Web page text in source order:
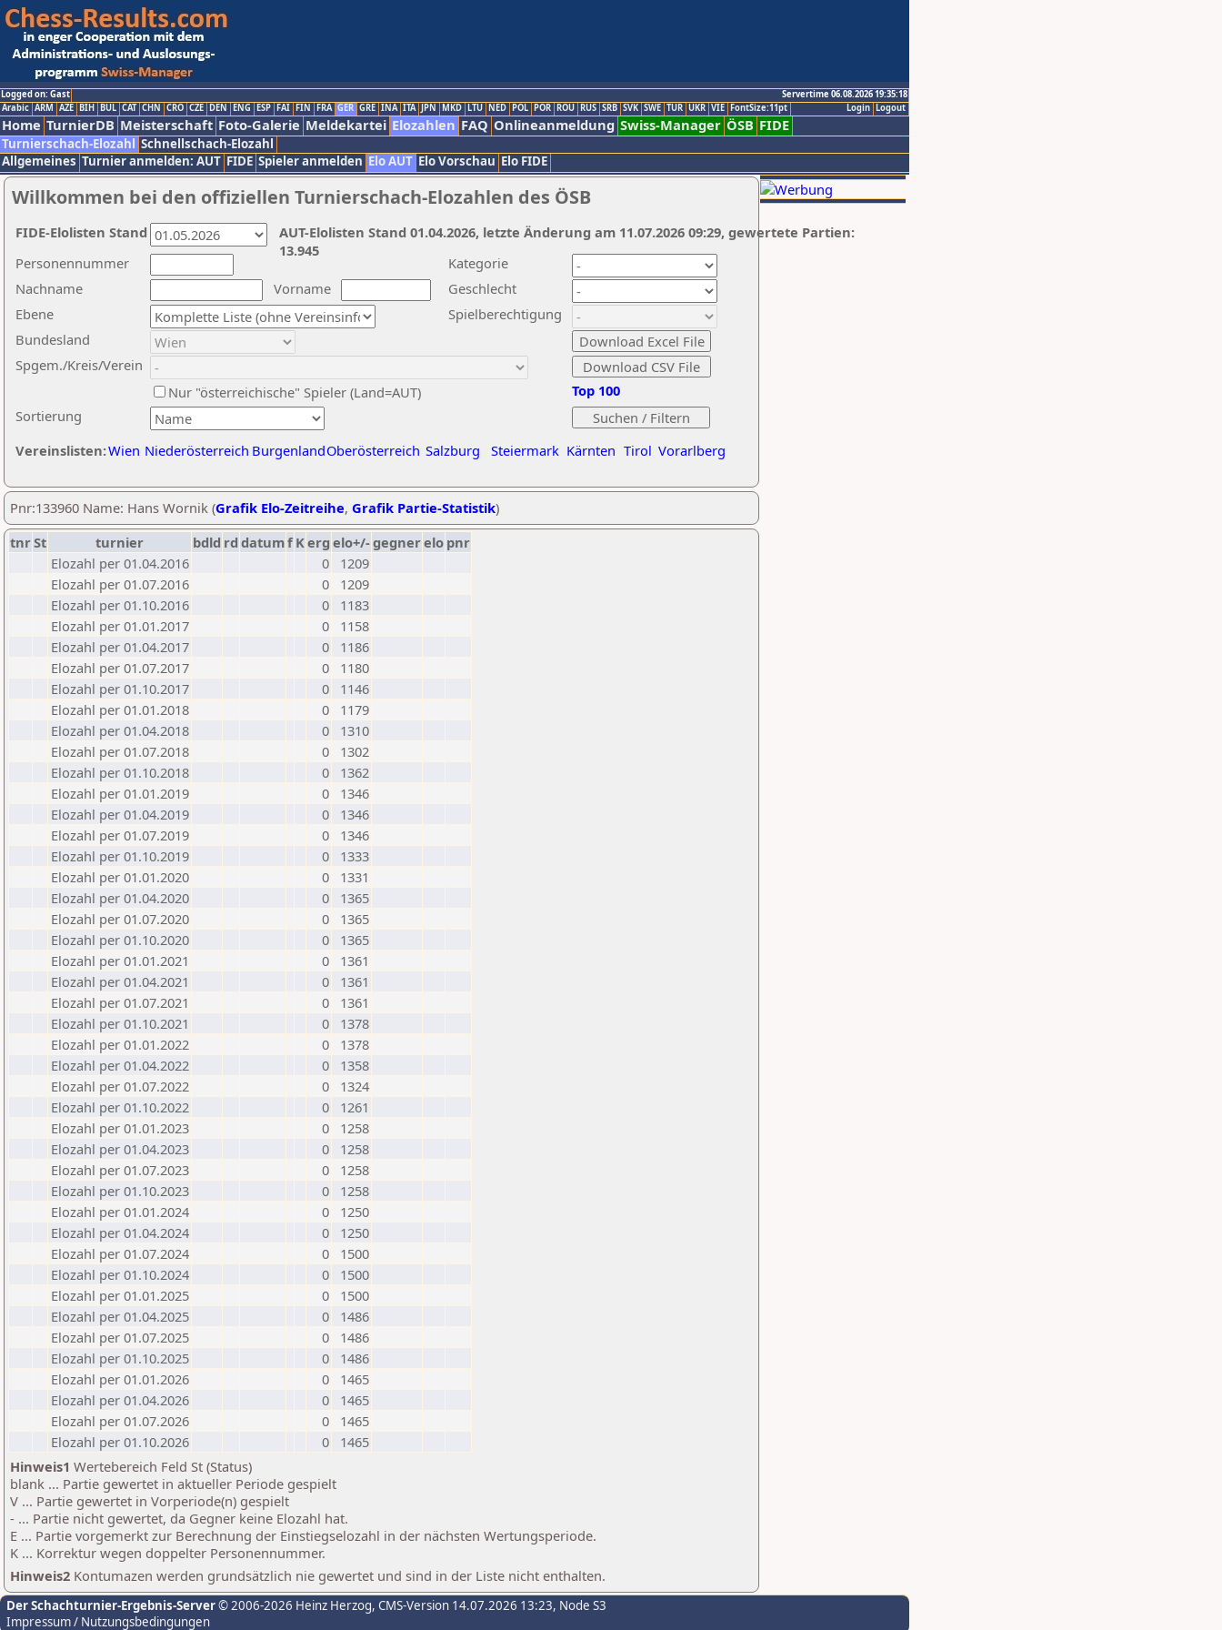
Logged on: Gast
Servertime 06.08.2026 19:35:18
Logout
Login
Arabic ARM AZE BIH BUL CAT CHN CRO CZE DEN ENG ESP FAI FIN FRA GER GRE INA ITA JPN MKD LTU NED POL POR ROU RUS SRB SVK SWE TUR UKR VIE FontSize:11pt
Home TurnierDB Meisterschaft Foto-Galerie Meldekartei Elozahlen FAQ Onlineanmeldung Swiss-Manager ÖSB FIDE
Turnierschach-Elozahl Schnellschach-Elozahl
Allgemeines Turnier anmelden: AUT FIDE Spieler anmelden Elo AUT Elo Vorschau Elo FIDE
Willkommen bei den offiziellen Turnierschach-Elozahlen des ÖSB
Nachname
Vorname
Ebene
Kategorie
Sortierung
Personennummer
Bundesland
Spgem./Kreis/Verein
Geschlecht
Nur "österreichische" Spieler (Land=AUT)
Spielberechtigung
Vereinslisten:Wien Niederösterreich BurgenlandOberösterreich Salzburg Steiermark Kärnten Tirol Vorarlberg
Top 100
AUT-Elolisten Stand 01.04.2026, letzte Änderung am 11.07.2026 09:29, gewertete Partien:
13.945
FIDE-Elolisten Stand
Pnr:133960 Name: Hans Wornik (Grafik Elo-Zeitreihe, Grafik Partie-Statistik)
tnrSt turnier bdld rd datumf Kerg elo+/-gegnerelo pnr
Elozahl per 01.04.2016
0
1209
Elozahl per 01.07.2016
0
1209
Elozahl per 01.10.2016
0
1183
Elozahl per 01.01.2017
0
1158
Elozahl per 01.04.2017
0
1186
Elozahl per 01.07.2017
0
1180
Elozahl per 01.10.2017
0
1146
Elozahl per 01.01.2018
0
1179
Elozahl per 01.04.2018
0
1310
Elozahl per 01.07.2018
0
1302
Elozahl per 01.10.2018
0
1362
Elozahl per 01.01.2019
0
1346
Elozahl per 01.04.2019
0
1346
Elozahl per 01.07.2019
0
1346
Elozahl per 01.10.2019
0
1333
Elozahl per 01.01.2020
0
1331
Elozahl per 01.04.2020
0
1365
Elozahl per 01.07.2020
0
1365
Elozahl per 01.10.2020
0
1365
Elozahl per 01.01.2021
0
1361
Elozahl per 01.04.2021
0
1361
Elozahl per 01.07.2021
0
1361
Elozahl per 01.10.2021
0
1378
Elozahl per 01.01.2022
0
1378
Elozahl per 01.04.2022
0
1358
Elozahl per 01.07.2022
0
1324
Elozahl per 01.10.2022
0
1261
Elozahl per 01.01.2023
0
1258
Elozahl per 01.04.2023
0
1258
Elozahl per 01.07.2023
0
1258
Elozahl per 01.10.2023
0
1258
Elozahl per 01.01.2024
0
1250
Elozahl per 01.04.2024
0
1250
Elozahl per 01.07.2024
0
1500
Elozahl per 01.10.2024
0
1500
Elozahl per 01.01.2025
0
1500
Elozahl per 01.04.2025
0
1486
Elozahl per 01.07.2025
0
1486
Elozahl per 01.10.2025
0
1486
Elozahl per 01.01.2026
0
1465
Elozahl per 01.04.2026
0
1465
Elozahl per 01.07.2026
0
1465
Elozahl per 01.10.2026
0
1465
Hinweis1 Wertebereich Feld St (Status)
blank ... Partie gewertet in aktueller Periode gespielt
V ... Partie gewertet in Vorperiode(n) gespielt
- ... Partie nicht gewertet, da Gegner keine Elozahl hat.
E ... Partie vorgemerkt zur Berechnung der Einstiegselozahl in der nächsten Wertungsperiode.
K ... Korrektur wegen doppelter Personennummer.
Hinweis2 Kontumazen werden grundsätzlich nie gewertet und sind in der Liste nicht enthalten.
Der Schachturnier-Ergebnis-Server© 2006-2026 Heinz Herzog, CMS-Version 14.07.2026 13:23, Node S3
Impressum / Nutzungsbedingungen